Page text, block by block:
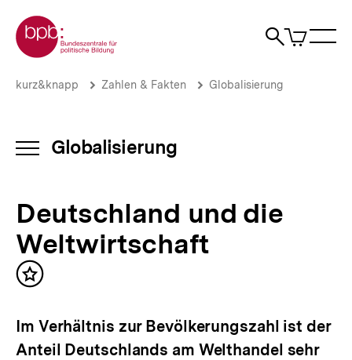
zum
Seiteninhalt
springen
Zur Startseite der bpb
Suche
Artikel
im
Deutschland
Globalisierung
Brotkrümelnavigation
Pfadnavigation
kurz&knapp Zahlen & Fakten Globalisierung
INHALTSNAVIGATION
Globalisierung
Deutschland und die
Weltwirtschaft
Inhalt
Im Verhältnis zur Bevölkerungszahl ist der
Anteil Deutschlands am Welthandel sehr